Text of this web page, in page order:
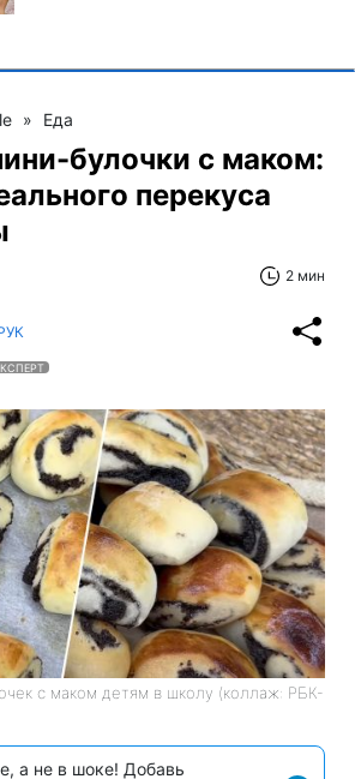
» Еда
булочки с маком:
перекуса
2 мин
с маком детям в школу (коллаж: РБК-
а не в шоке! Добавь